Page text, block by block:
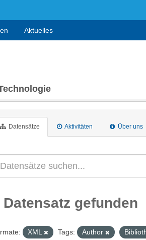
Aktuelles
Datensätze Aktivitäten Über uns
Datensatz gefunden
XML Tags: Author